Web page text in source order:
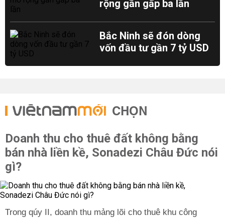
rộng gần gấp ba lần
Bắc Ninh sẽ đón dòng
vốn đầu tư gần 7 tỷ USD
CHỌN
Doanh thu cho thuê đất không bằng
bán nhà liền kề, Sonadezi Châu Đức nói
gì?
Trong qúy II, doanh thu mảng lõi cho thuê khu công